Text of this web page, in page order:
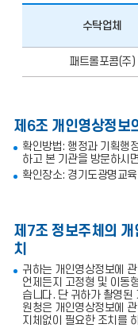
형
정
보
처
리
기
기
관
리
등
의
위
탁
에
관
수탁업체
패트롤포콤(주)
제6조 개인영상정보
확인방법: 행정과 기획행
하고 본 기관을 방문하시
확인장소: 경기도광명교
제7조 정보주체의
치
귀하는 개인영상정보에
언제든지 고정형 및 이동
습니다. 단 귀하가 촬영된
원청은 개인영상정보에
지체없이 필요한 조치를